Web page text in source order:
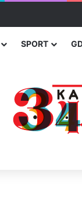
preko BiH i Balkana
SPORT